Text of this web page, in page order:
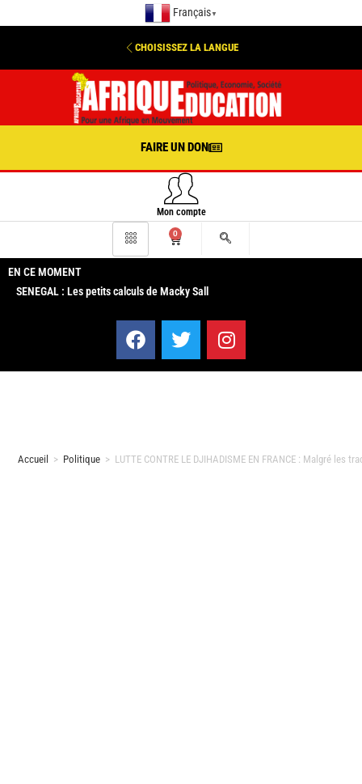
Français ▼
CHOISISSEZ LA LANGUE
FAIRE UN DON
Mon compte
0
EN CE MOMENT
SENEGAL : Les petits calculs de Macky Sall
Accueil > Politique > LUTTE CONTRE LE DJIHADISME EN FRANCE : Malgré les